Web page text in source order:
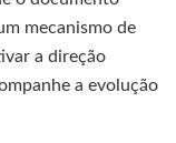
mecanismo de
a direção
a evolução